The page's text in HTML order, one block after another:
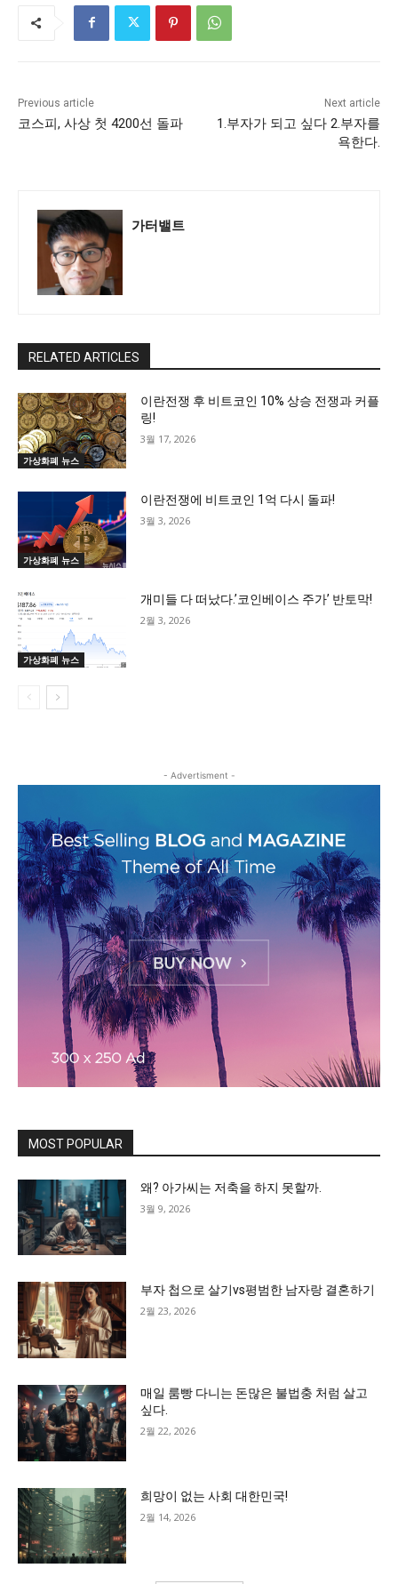
Previous article
코스피, 사상 첫 4200선 돌파
Next article
1.부자가 되고 싶다 2.부자를
욕한다.
가터밸트
RELATED ARTICLES
가상화폐 뉴스
이란전쟁 후 비트코인 10% 상승 전쟁과 커플
링!
3월 17, 2026
가상화폐 뉴스
이란전쟁에 비트코인 1억 다시 돌파!
3월 3, 2026
가상화폐 뉴스
개미들 다 떠났다.’코인베이스 주가’ 반토막!
2월 3, 2026
- Advertisment -
MOST POPULAR
왜? 아가씨는 저축을 하지 못할까.
3월 9, 2026
부자 첩으로 살기vs평범한 남자랑 결혼하기
2월 23, 2026
매일 룸빵 다니는 돈많은 불법충 처럼 살고
싶다.
2월 22, 2026
희망이 없는 사회 대한민국!
2월 14, 2026